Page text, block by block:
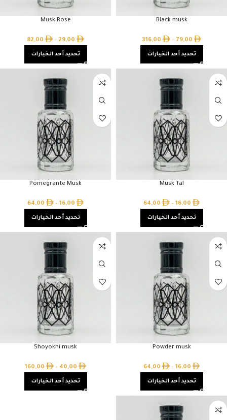
Black musk
79,00
–
316,00
تحديد أحد الخيارات
Musk Rose
29,00
–
82,00
تحديد أحد الخيارات
Musk Tal
16,00
–
64,00
تحديد أحد الخيارات
Pomegrante Musk
16,00
–
64,00
تحديد أحد الخيارات
Powder musk
16,00
–
64,00
تحديد أحد الخيارات
Shoyokhi musk
40,00
–
160,00
تحديد أحد الخيارات